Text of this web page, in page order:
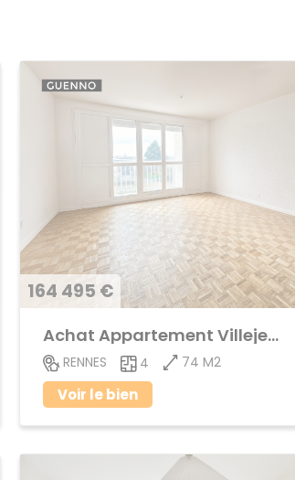
164 495 €
Achat Appartement Villejean
RENNES 4 74 M2
Voir le bien